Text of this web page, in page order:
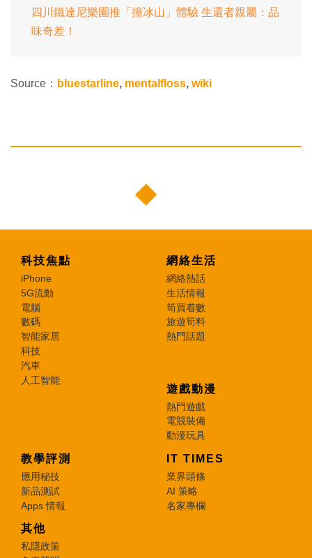
四川鐵達尼樂園推「撞冰山」體驗 生還者親屬：品
味奇差！
Source： bluestarline, mentalfloss, wiki
科技焦點
iPhone
5G流動
電腦
數碼
智能家居
科技
汽車
人工智能
網絡生活
網絡熱話
生活情報
筍買着數
旅遊筍料
熱門話題
遊戲動漫
熱門遊戲
電競裝備
動漫玩具
教學評測
應用秘技
新品測試
Apps 情報
IT TIMES
業界頭條
AI 策略
名家專欄
其他
私隱政策